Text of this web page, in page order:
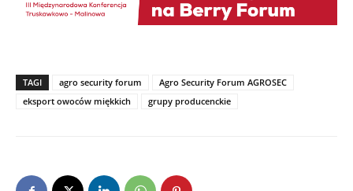
TAGI agro security forum
Agro Security Forum AGROSEC
eksport owoców miękkich
grupy producenckie